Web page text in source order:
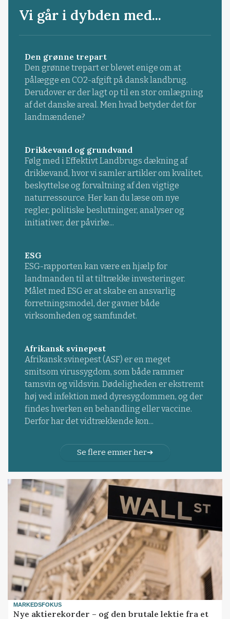
Vi går i dybden med...
Den grønne trepart
Den grønne trepart er blevet enige om at
pålægge en CO2-afgift på dansk landbrug.
Derudover er der lagt op til en stor omlægning
af det danske areal. Men hvad betyder det for
landmændene?
Drikkevand og grundvand
Følg med i Effektivt Landbrugs dækning af
drikkevand, hvor vi samler artikler om kvalitet,
beskyttelse og forvaltning af den vigtige
naturressource. Her kan du læse om nye
regler, politiske beslutninger, analyser og
initiativer, der påvirke...
ESG
ESG-rapporten kan være en hjælp for
landmanden til at tiltrække investeringer.
Målet med ESG er at skabe en ansvarlig
forretningsmodel, der gavner både
virksomheden og samfundet.
Afrikansk svinepest
Afrikansk svinepest (ASF) er en meget
smitsom virussygdom, som både rammer
tamsvin og vildsvin. Dødeligheden er ekstremt
høj ved infektion med dyresygdommen, og der
findes hverken en behandling eller vaccine.
Derfor har det vidtrækkende kon...
Se flere emner her
MARKEDSFOKUS
Nye aktierekorder – og den brutale lektie fra et